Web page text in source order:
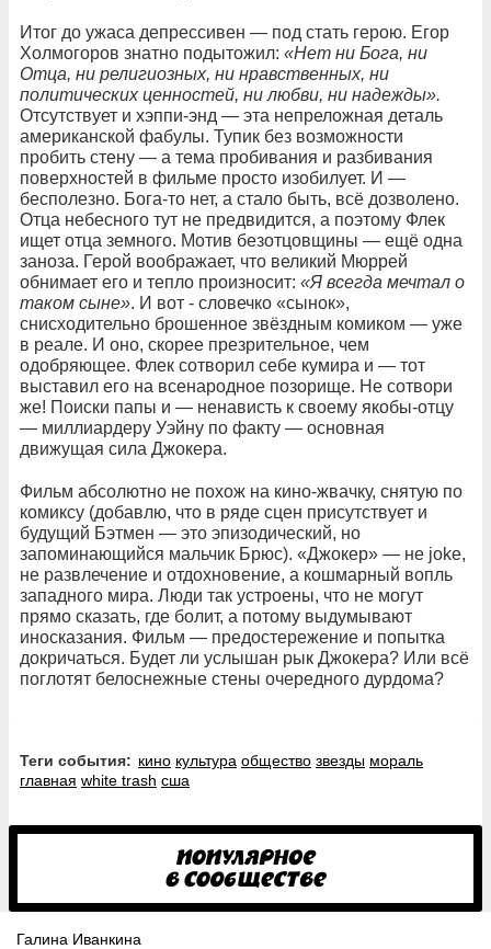
Итог до ужаса депрессивен — под стать герою. Егор
Холмогоров знатно подытожил: «Нет ни Бога, ни
Отца, ни религиозных, ни нравственных, ни
политических ценностей, ни любви, ни надежды».
Отсутствует и хэппи-энд — эта непреложная деталь
американской фабулы. Тупик без возможности
пробить стену — а тема пробивания и разбивания
поверхностей в фильме просто изобилует. И —
бесполезно. Бога-то нет, а стало быть, всё дозволено.
Отца небесного тут не предвидится, а поэтому Флек
ищет отца земного. Мотив безотцовщины — ещё одна
заноза. Герой воображает, что великий Мюррей
обнимает его и тепло произносит: «Я всегда мечтал о
таком сыне». И вот - словечко «сынок»,
снисходительно брошенное звёздным комиком — уже
в реале. И оно, скорее презрительное, чем
одобряющее. Флек сотворил себе кумира и — тот
выставил его на всенародное позорище. Не сотвори
же! Поиски папы и — ненависть к своему якобы-отцу
— миллиардеру Уэйну по факту — основная
движущая сила Джокера.
Фильм абсолютно не похож на кино-жвачку, снятую по
комиксу (добавлю, что в ряде сцен присутствует и
будущий Бэтмен — это эпизодический, но
запоминающийся мальчик Брюс). «Джокер» — не joke,
не развлечение и отдохновение, а кошмарный вопль
западного мира. Люди так устроены, что не могут
прямо сказать, где болит, а потому выдумывают
иносказания. Фильм — предостережение и попытка
докричаться. Будет ли услышан рык Джокера? Или всё
поглотят белоснежные стены очередного дурдома?
Теги события: кино культура общество звезды мораль
главная white trash сша
Галина Иванкина